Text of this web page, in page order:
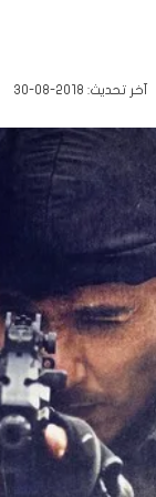
آخر تحديث: 2018-08-30